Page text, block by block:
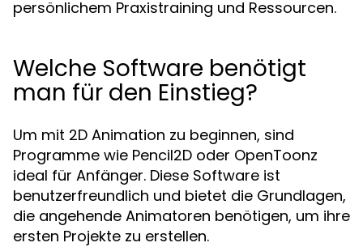
persönlichem Praxistraining und Ressourcen.
Welche Software benötigt
man für den Einstieg?
Um mit 2D Animation zu beginnen, sind
Programme wie Pencil2D oder OpenToonz
ideal für Anfänger. Diese Software ist
benutzerfreundlich und bietet die Grundlagen,
die angehende Animatoren benötigen, um ihre
ersten Projekte zu erstellen.